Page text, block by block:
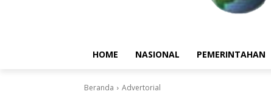
HOME NASIONAL PEMERINTAHAN
Beranda Advertorial